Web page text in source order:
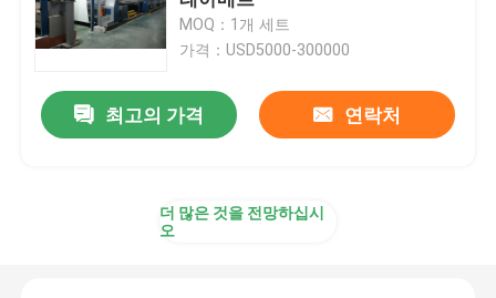
직물 염색 기계
MOQ：1개 세트
가격：USD5000-300000
최고의 가격 연락처
더 많은 것을 전망하십시
오